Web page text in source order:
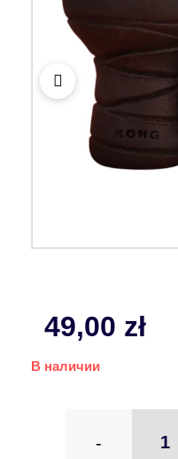
49,00 zł
В наличии
-